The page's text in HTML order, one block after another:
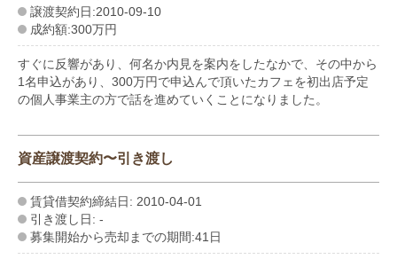
譲渡契約日:2010-09-10
成約額:300万円
すぐに反響があり、何名か内見を案内をしたなかで、その中から
1名申込があり、300万円で申込んで頂いたカフェを初出店予定
の個人事業主の方で話を進めていくことになりました。
資産譲渡契約〜引き渡し
賃貸借契約締結日: 2010-04-01
引き渡し日: -
募集開始から売却までの期間:41日